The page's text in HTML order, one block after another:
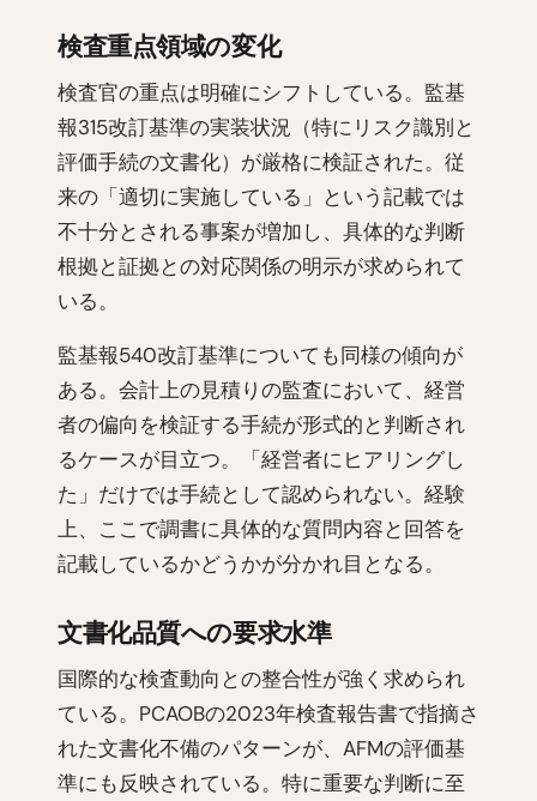
検査重点領域の変化
検査官の重点は明確にシフトしている。監基
報315改訂基準の実装状況（特にリスク識別と
評価手続の文書化）が厳格に検証された。従
来の「適切に実施している」という記載では
不十分とされる事案が増加し、具体的な判断
根拠と証拠との対応関係の明示が求められて
いる。
監基報540改訂基準についても同様の傾向が
ある。会計上の見積りの監査において、経営
者の偏向を検証する手続が形式的と判断され
るケースが目立つ。「経営者にヒアリングし
た」だけでは手続として認められない。経験
上、ここで調書に具体的な質問内容と回答を
記載しているかどうかが分かれ目となる。
文書化品質への要求水準
国際的な検査動向との整合性が強く求められ
ている。PCAOBの2023年検査報告書で指摘さ
れた文書化不備のパターンが、AFMの評価基
準にも反映されている。特に重要な判断に至